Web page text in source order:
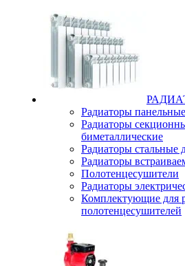
Радиаторы
Радиаторы
биметаллические
Радиаторы стальные
Радиаторы
Полотенцесушители
Радиаторы
Комплектующие для
полотенцесушителей